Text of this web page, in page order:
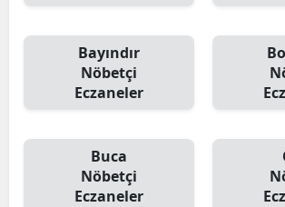
Bayındır
Nöbetçi
Eczaneler
Buca
Nöbetçi
Eczaneler